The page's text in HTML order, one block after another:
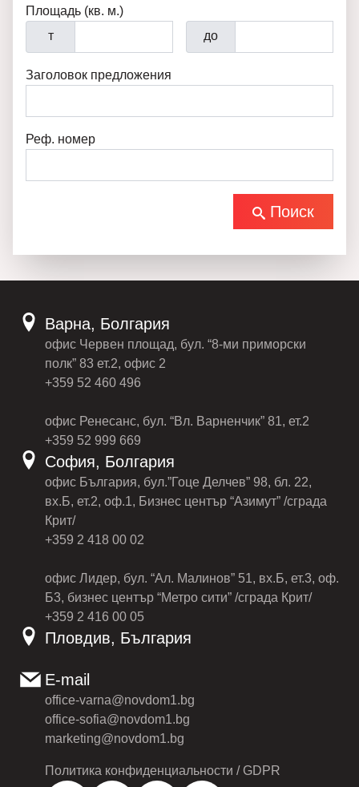
Площадь (кв. м.)
т
до
Заголовок предложения
Реф. номер
Поиск
Варна, Болгария
офис Червен площад, бул. “8-ми приморски
полк” 83 ет.2, офис 2
+359 52 460 496
офис Ренесанс, бул. “Вл. Варненчик” 81, ет.2
+359 52 999 669
София, Болгария
офис България, бул.”Гоце Делчев” 98, бл. 22,
вх.Б, ет.2, оф.1, Бизнес център “Азимут” /сграда
Крит/
+359 2 418 00 02
офис Лидер, бул. “Ал. Малинов” 51, вх.Б, ет.3, оф.
Б3, бизнес център “Метро сити” /сграда Крит/
+359 2 416 00 05
Пловдив, България
E-mail
office-varna@novdom1.bg
office-sofia@novdom1.bg
marketing@novdom1.bg
Политика конфиденциальности / GDPR